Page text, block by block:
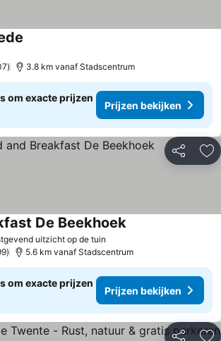
3.8 km vanaf Stadscentrum
om exacte prijzen
Prijzen bekijken
Delen
uitzicht op de tuin
De Beekhoek
5.6 km vanaf Stadscentrum
om exacte prijzen
Prijzen bekijken